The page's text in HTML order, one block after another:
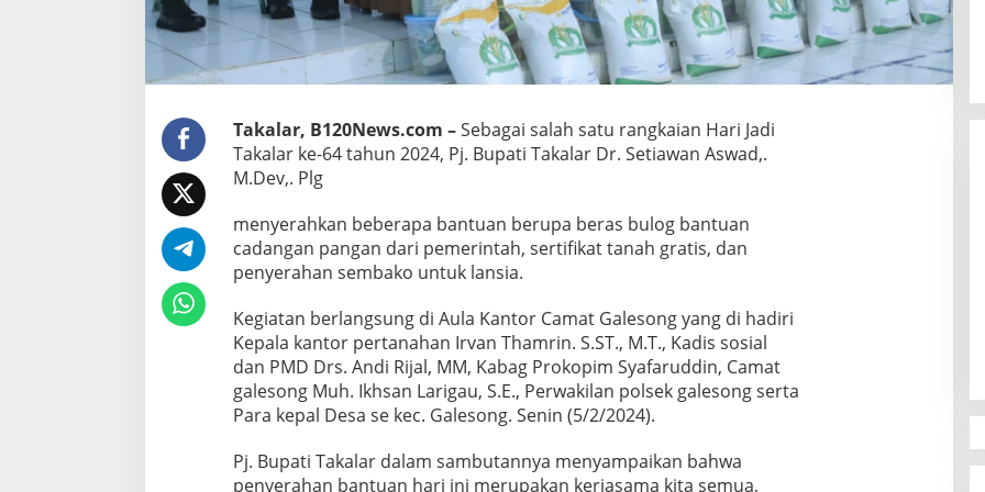
c
m
a
n
G
a
e
o
n
S
e
b
a
g
a
R
a
Takalar, B120News.com –Sebagai salah satu rangkaian Hari Jadi
Takalar ke-64 tahun 2024, Pj. Bupati Takalar Dr. Setiawan Aswad,.
M.Dev,. Plg
menyerahkan beberapa bantuan berupa beras bulog bantuan
cadangan pangan dari pemerintah, sertifikat tanah gratis, dan
penyerahan sembako untuk lansia.
Kegiatan berlangsung di Aula Kantor Camat Galesong yang di hadiri
Kepala kantor pertanahan Irvan Thamrin. S.ST., M.T., Kadis sosial
dan PMD Drs. Andi Rijal, MM, Kabag Prokopim Syafaruddin, Camat
galesong Muh. Ikhsan Larigau, S.E., Perwakilan polsek galesong serta
Para kepal Desa se kec. Galesong. Senin (5/2/2024).
Pj. Bupati Takalar dalam sambutannya menyampaikan bahwa
penyerahan bantuan hari ini merupakan kerjasama kita semua,
Kecurangan, Respons Appi Picu
Amarah Massa
Di Politik | 9 Desember 2025